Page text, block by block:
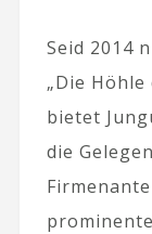
Seid 2014
„Die
bietet
die